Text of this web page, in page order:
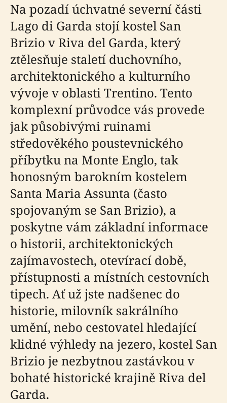
Na pozadí úchvatné severní části
Lago di Garda stojí kostel San
Brizio v Riva del Garda, který
ztělesňuje staletí duchovního,
architektonického a kulturního
vývoje v oblasti Trentino. Tento
komplexní průvodce vás provede
jak působivými ruinami
středověkého poustevnického
příbytku na Monte Englo, tak
honosným barokním kostelem
Santa Maria Assunta (často
spojovaným se San Brizio), a
poskytne vám základní informace
o historii, architektonických
zajímavostech, otevírací době,
přístupnosti a místních cestovních
tipech. Ať už jste nadšenec do
historie, milovník sakrálního
umění, nebo cestovatel hledající
klidné výhledy na jezero, kostel San
Brizio je nezbytnou zastávkou v
bohaté historické krajině Riva del
Garda.